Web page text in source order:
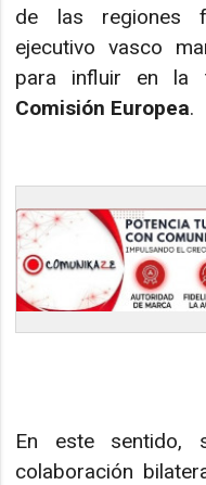
de las regiones
ejecutivo vasco
para influir en la
Comisión Europea.
En este sentido,
colaboración